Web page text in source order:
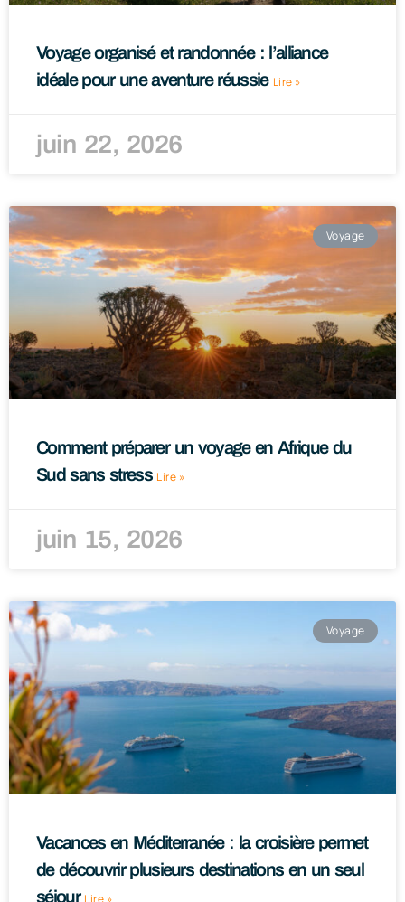
Voyage organisé et randonnée : l’alliance
idéale pour une aventure réussie Lire »
juin 22, 2026
Voyage
Comment préparer un voyage en Afrique du
Sud sans stress Lire »
juin 15, 2026
Voyage
Vacances en Méditerranée : la croisière permet
de découvrir plusieurs destinations en un seul
séjour